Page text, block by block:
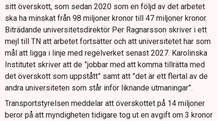
sitt överskott, som sedan 2020 som en följd av det arbetet
ska ha minskat från 98 miljoner kronor till 47 miljoner kronor.
Biträdande universitetsdirektör Per Ragnarsson skriver i ett
mejl till TN att arbetet fortsätter och att universitetet har som
mål att ligga i linje med regelverket senast 2027. Karolinska
Institutet skriver att de ”jobbar med att komma tillrätta med
det överskott som uppstått” samt att ”det är ett flertal av de
andra universiteten som står inför liknande utmaningar”.
Transportstyrelsen meddelar att överskottet på 14 miljoner
beror på att myndigheten tidigare tog ut en avgift om 3 kronor